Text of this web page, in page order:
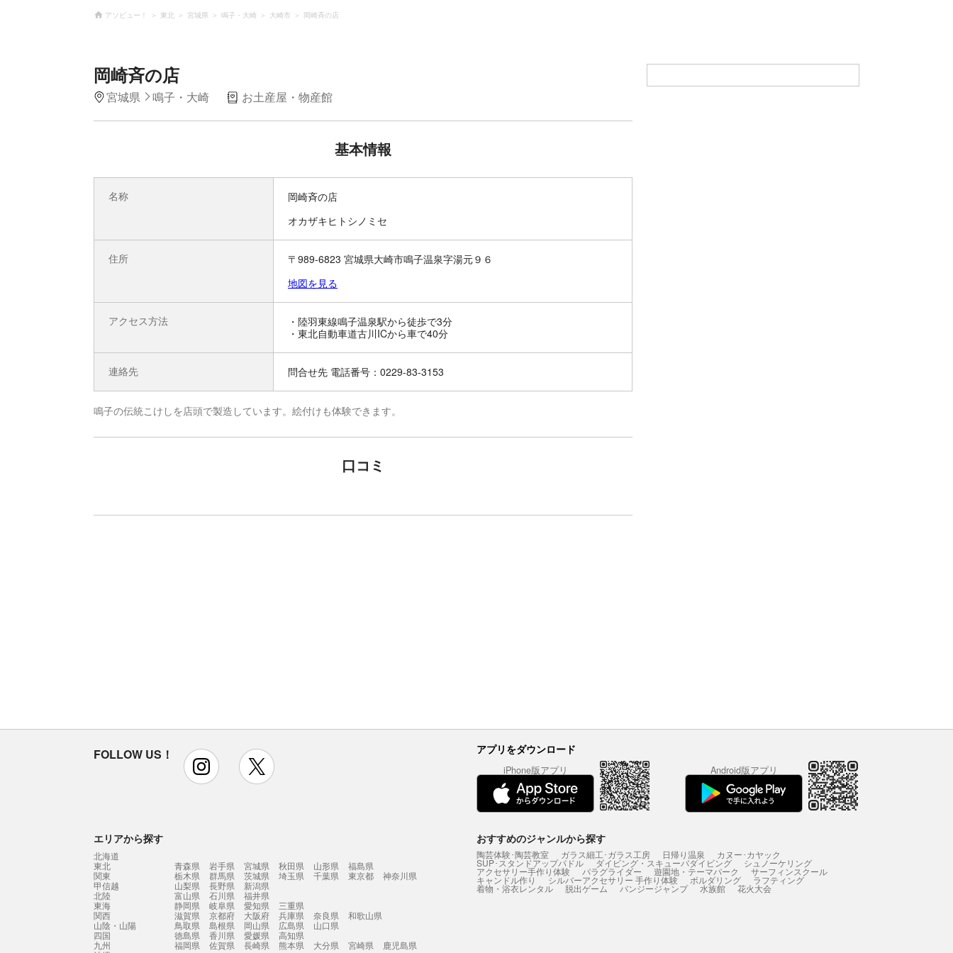
アソビュー！ 東北 宮城県 鳴子・大崎 大崎市 岡崎斉の店
岡崎斉の店
宮城県 鳴子・大崎 お土産屋・物産館
基本情報
名称
岡崎斉の店
オカザキヒトシノミセ
住所
〒989-6823 宮城県大崎市鳴子温泉字湯元９６
地図を見る
アクセス方法
・陸羽東線鳴子温泉駅から徒歩で3分
・東北自動車道古川ICから車で40分
連絡先 問合せ先 電話番号：0229-83-3153
鳴子の伝統こけしを店頭で製造しています。絵付けも体験できます。
口コミ
FOLLOW US！ instagram アプリをダウンロード
iPhone版アプリ Android版アプリ
エリアから探す
北海道
東北
青森県 岩手県 宮城県 秋田県 山形県
福島県
関東
栃木県 群馬県 茨城県 埼玉県 千葉県 東京都
神奈川県
甲信越
山梨県 長野県
新潟県
北陸
富山県 石川県
福井県
東海
静岡県 岐阜県 愛知県
三重県
関西
滋賀県 京都府 大阪府 兵庫県 奈良県
和歌山県
山陰・山陽
鳥取県 島根県 岡山県 広島県
山口県
四国
徳島県 香川県 愛媛県
高知県
九州
福岡県 佐賀県 長崎県 熊本県 大分県 宮崎県
鹿児島県
おすすめのジャンルから探す
陶芸体験･陶芸教室 ガラス細工･ガラス工房 日帰り温泉 カヌー･カヤック
SUP･スタンドアップパドル ダイビング・スキューバダイビング シュノーケリング
アクセサリー手作り体験 パラグライダー 遊園地・テーマパーク サーフィンスクール
キャンドル作り シルバーアクセサリー 手作り体験 ボルダリング ラフティング
着物・浴衣レンタル 脱出ゲーム バンジージャンプ 水族館 花火大会